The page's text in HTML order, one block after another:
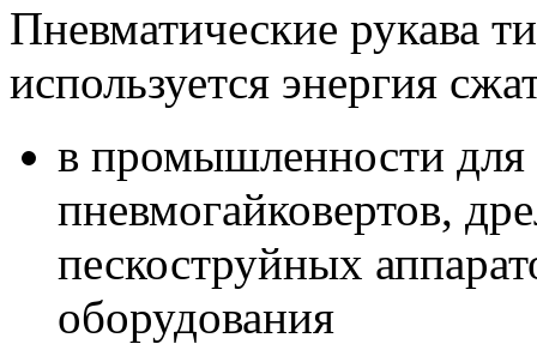
Пневматические рукава
используется энергия
в промышленности
пневмогайковертов,
пескоструйных
оборудования